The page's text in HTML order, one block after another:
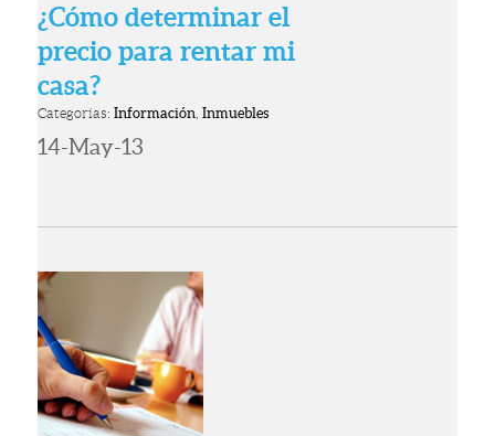
¿Cómo determinar el
precio para rentar mi
casa?
Categorías:Información ,Inmuebles
14-May-13